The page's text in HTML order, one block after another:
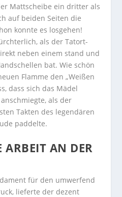
Mattscheibe ein dritter als
auf beiden Seiten die
konnte es losgehen!
als der Tatort-
neben einem stand und
bat. Wie schön
Flamme den „Weißen
dass sich das Mädel
als der
Takten des legendären
paddelte.
ARBEIT AN DER
für den umwerfend
lieferte der dezent